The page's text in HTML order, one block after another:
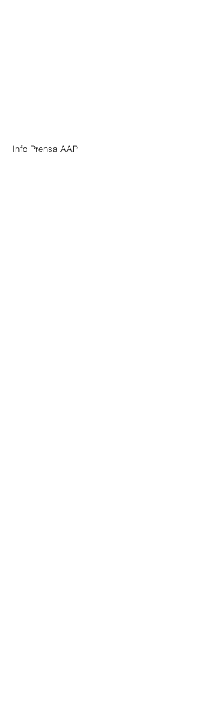
Info Prensa AAP